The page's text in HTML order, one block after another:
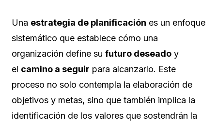
Una estrategia de planificación es un enfoque
sistemático que establece cómo una
organización define su futuro deseado y
el camino a seguir para alcanzarlo. Este
proceso no solo contempla la elaboración de
objetivos y metas, sino que también implica la
identificación de los valores que sostendrán la